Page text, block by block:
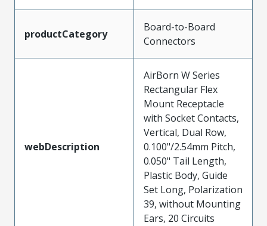
productCategory
Board-to-Board
Connectors
webDescription
AirBorn W Series
Rectangular Flex
Mount Receptacle
with Socket Contacts,
Vertical, Dual Row,
0.100"/2.54mm Pitch,
0.050" Tail Length,
Plastic Body, Guide
Set Long, Polarization
39, without Mounting
Ears, 20 Circuits